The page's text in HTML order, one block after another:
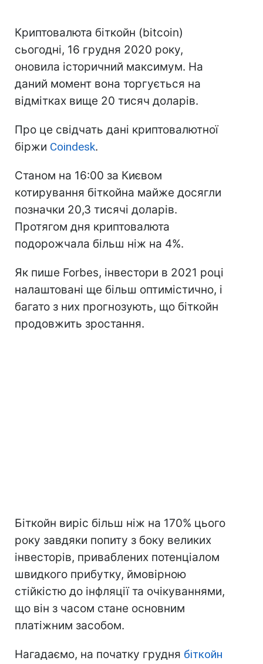
Криптовалюта біткойн (bitcoin)
сьогодні, 16 грудня 2020 року,
оновила історичний максимум. На
даний момент вона торгується на
відмітках вище 20 тисяч доларів.
Про це свідчать дані криптовалютної
біржи Coindesk.
Станом на 16:00 за Києвом
котирування біткойна майже досягли
позначки 20,3 тисячі доларів.
Протягом дня криптовалюта
подорожчала більш ніж на 4%.
Як пише Forbes, інвестори в 2021 році
налаштовані ще більш оптимістично, і
багато з них прогнозують, що біткойн
продовжить зростання.
Біткойн виріс більш ніж на 170% цього
року завдяки попиту з боку великих
інвесторів, приваблених потенціалом
швидкого прибутку, ймовірною
стійкістю до інфляції та очікуваннями,
що він з часом стане основним
платіжним засобом.
Нагадаємо, на початку грудня біткойн